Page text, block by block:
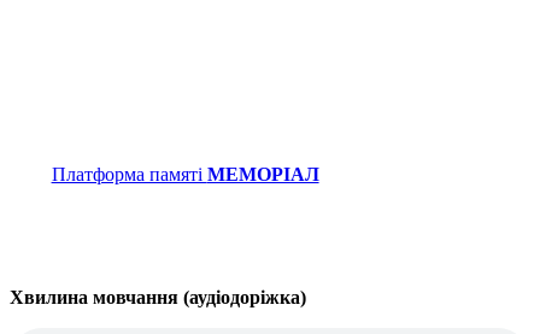
Платформа памяті МЕМОРІАЛ
Хвилина мовчання (аудіодоріжка)